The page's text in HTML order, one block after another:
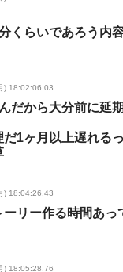
くらいであろう内
) 18:02:06.03
だから大分前に延
1ヶ月以上遅れる
) 18:04:26.43
リー作る時間あっ
) 18:05:28.76